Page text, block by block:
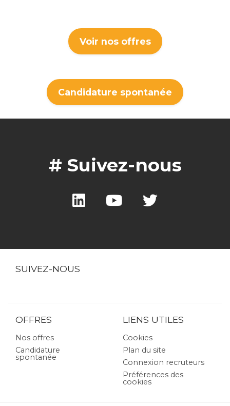
Voir nos offres
Candidature spontanée
# Suivez-nous
SUIVEZ-NOUS
OFFRES
Nos offres
Candidature
spontanée
LIENS UTILES
Cookies
Plan du site
Connexion recruteurs
Préférences des
cookies